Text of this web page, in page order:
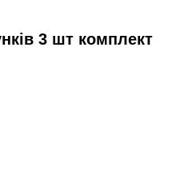
3 шт комплект